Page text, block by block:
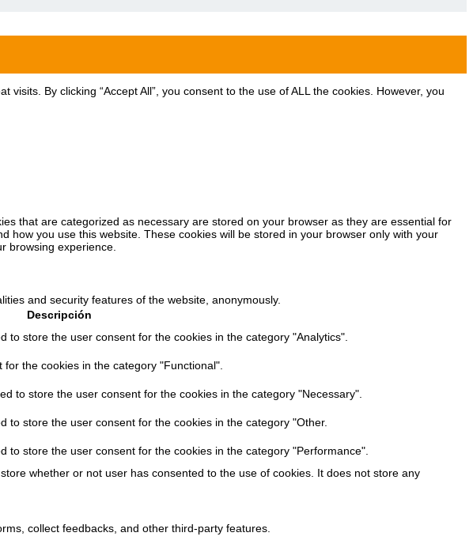
By clicking “Accept All”, you consent to the use of ALL the cookies. However, you
that are categorized as necessary are stored on your browser as they are essential for
you use this website. These cookies will be stored in your browser only with your
browsing experience.
and security features of the website, anonymously.
Descripción
to store the user consent for the cookies in the category "Analytics".
the cookies in the category "Functional".
to store the user consent for the cookies in the category "Necessary".
to store the user consent for the cookies in the category "Other.
to store the user consent for the cookies in the category "Performance".
whether or not user has consented to the use of cookies. It does not store any
collect feedbacks, and other third-party features.